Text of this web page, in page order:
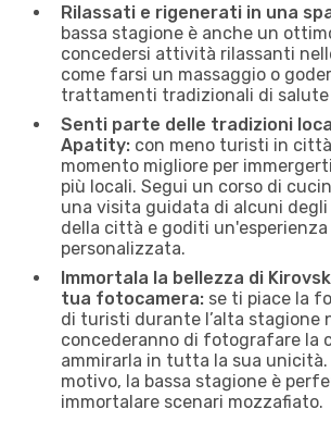
Rilassati e rigenerati in una
bassa stagione è anche un
concedersi attività rilassanti
come farsi un massaggio o
trattamenti tradizionali di salute
Senti parte delle tradizioni
Apatity: con meno turisti in
momento migliore per
più locali. Segui un corso di
una visita guidata di alcuni
della città e goditi
personalizzata.
Immortala la bellezza di
tua fotocamera: se ti piace la
di turisti durante l’alta stagione
concederanno di fotografare la
ammirarla in tutta la sua unicità.
motivo, la bassa stagione è
immortalare scenari mozzafiato.